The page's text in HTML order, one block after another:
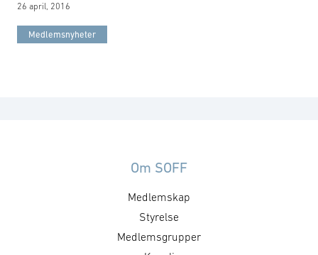
26 april, 2016
Medlemsnyheter
Om SOFF
Medlemskap
Styrelse
Medlemsgrupper